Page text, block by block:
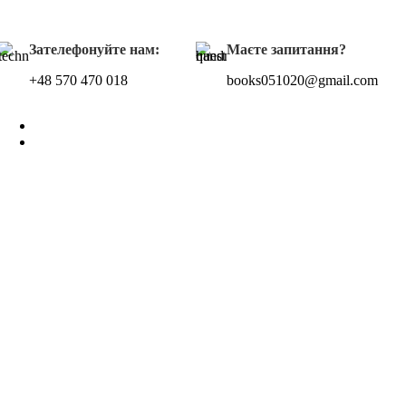
Зателефонуйте нам:
+48 570 470 018
Маєте запитання?
books051020@gmail.com